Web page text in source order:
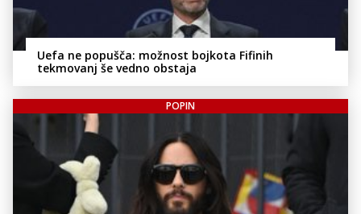
Uefa ne popušča: možnost bojkota Fifinih
tekmovanj še vedno obstaja
POPIN